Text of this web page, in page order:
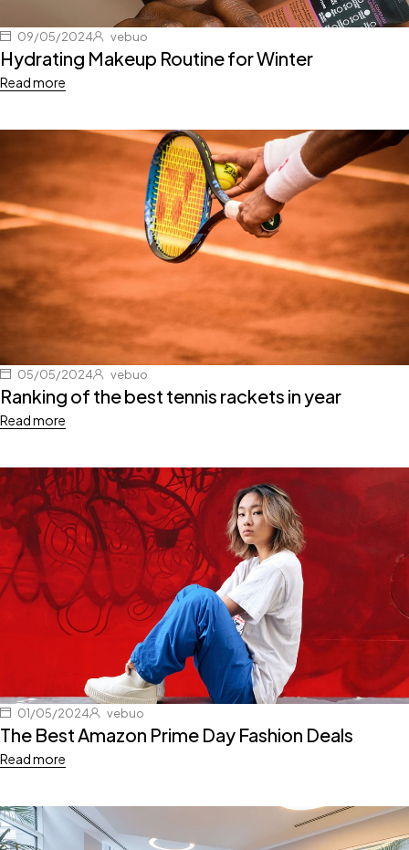
09/05/2024 vebuo
Hydrating Makeup Routine for Winter
Read more
05/05/2024 vebuo
Ranking of the best tennis rackets in year
Read more
01/05/2024 vebuo
The Best Amazon Prime Day Fashion Deals
Read more